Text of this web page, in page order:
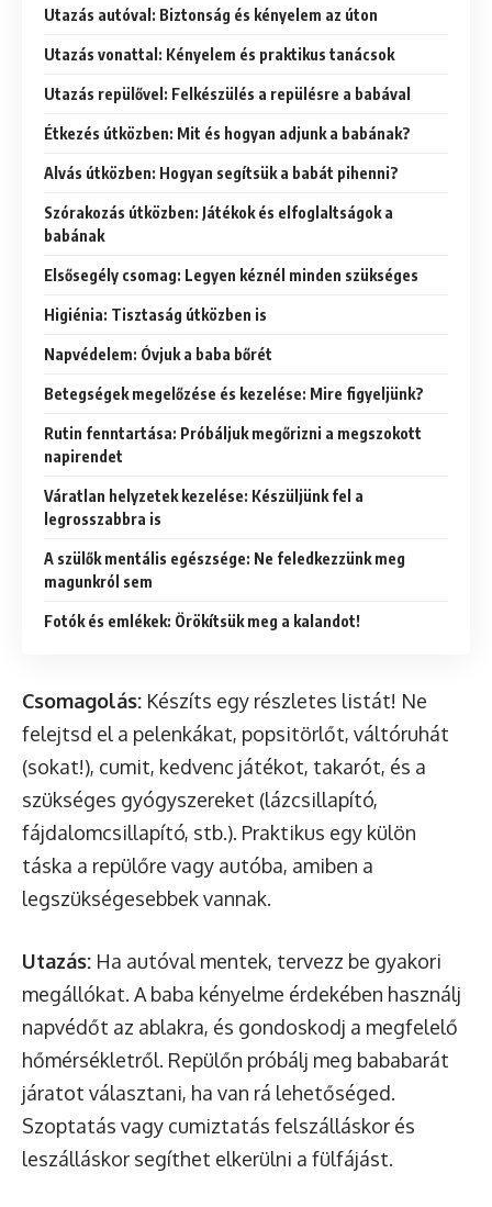
Utazás autóval: Biztonság és kényelem az úton
Utazás vonattal: Kényelem és praktikus tanácsok
Utazás repülővel: Felkészülés a repülésre a babával
Étkezés útközben: Mit és hogyan adjunk a babának?
Alvás útközben: Hogyan segítsük a babát pihenni?
Szórakozás útközben: Játékok és elfoglaltságok a
babának
Elsősegély csomag: Legyen kéznél minden szükséges
Higiénia: Tisztaság útközben is
Napvédelem: Óvjuk a baba bőrét
Betegségek megelőzése és kezelése: Mire figyeljünk?
Rutin fenntartása: Próbáljuk megőrizni a megszokott
napirendet
Váratlan helyzetek kezelése: Készüljünk fel a
legrosszabbra is
A szülők mentális egészsége: Ne feledkezzünk meg
magunkról sem
Fotók és emlékek: Örökítsük meg a kalandot!
Csomagolás: Készíts egy részletes listát! Ne
felejtsd el a pelenkákat, popsitörlőt, váltóruhát
(sokat!), cumit, kedvenc játékot, takarót, és a
szükséges gyógyszereket (lázcsillapító,
fájdalomcsillapító, stb.). Praktikus egy külön
táska a repülőre vagy autóba, amiben a
legszükségesebbek vannak.
Utazás: Ha autóval mentek, tervezz be gyakori
megállókat. A baba kényelme érdekében használj
napvédőt az ablakra, és gondoskodj a megfelelő
hőmérsékletről. Repülőn próbálj meg bababarát
járatot választani, ha van rá lehetőséged.
Szoptatás vagy cumiztatás felszálláskor és
leszálláskor segíthet elkerülni a fülfájást.